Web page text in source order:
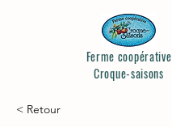
Ferme coopérative
Croque-saisons
< Retour